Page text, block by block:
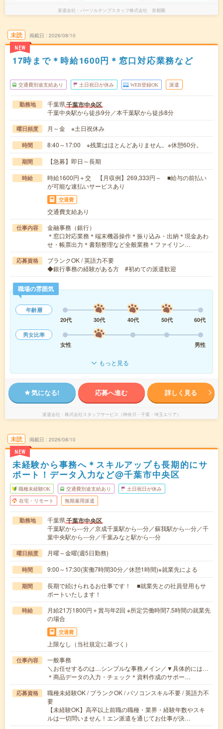
派遣会社 パーソルテンプスタッフ株式会社 首都圏
未読
NEW
掲載日 2026/08/10
17時まで＊時給1600円＊窓口対応業務など
交通費別途支給あり 土日祝日が休み WEB登録OK 派遣
勤務地 千葉県千葉市中央区
千葉中央駅から徒歩9分／本千葉駅から徒歩8分
曜日頻度 月～金 ※土日祝休み
時間 8:40～17:00 ※残業はほとんどありません。※休憩60分。
期間 【急募】即日～長期
時給
時給1600円＋交 【月収例】269,333円～ ■給与の前払い
が可能な速払いサービスあり
交通費
交通費支給あり
仕事内容
金融事務（銀行）
＊窓口対応業務＊端末機器操作＊振り込み・出納＊現金あわ
せ・帳票出力＊書類整理など全般業務＊ファイリン…
応募資格
ブランクOK / 英語力不要
◆銀行事務の経験がある方 #初めての派遣歓迎
職場の雰囲気
年齢層
20代
30代 40代 50代
60代
男女比率
女性
男性
もっと見る
気になる! 応募へ進む 詳しく見る
派遣会社 株式会社スタッフサービス（神奈川・千葉・埼玉エリア）
未読
NEW
掲載日 2026/08/10
未経験から事務へ＊スキルアップも長期的にサ
ポート！データ入力など@千葉市中央区
職種未経験OK 交通費別途支給あり 土日祝日が休み
在宅・リモート 無期雇用派遣
勤務地 千葉県千葉市中央区
千葉駅から---分／京成千葉駅から---分／蘇我駅から---分／千
葉中央駅から---分／千葉みなと駅から---分
曜日頻度 月曜～金曜(週5日勤務)
時間 9:00～17:30(実働7時間30分／休憩1時間)※就業先による
期間
長期で続けられるお仕事です！ ■就業先との社員登用もサ
ポートいたします！
時給
月給21万1800円＋賞与年2回 ※所定労働時間7.5時間の就業先
の場合
交通費
上限なし（当社規定に基づく）
仕事内容
一般事務
＼お任せするのは…シンプルな事務メイン／▼具体的には…
＊商品データの入力・チェック＊資料作成のサポー…
応募資格
職種未経験OK / ブランクOK / パソコンスキル不要 / 英語力不
要
【未経験OK】高卒以上前職の職種・業界・経験年数やスキ
ルは一切問いません！エン派遣を通じてお仕事が決…